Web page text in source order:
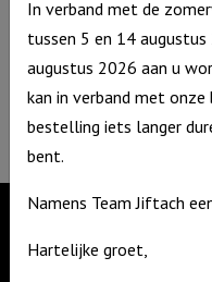
info@jiftach.nl
BTW nr: NL8537.59.820.B01
Contact
In verband met de
tussen 5 en 14
augustus 2026 aan u
kan in verband met
bestelling iets langer
bent.
Namens Team Jiftach
Hartelijke groet,